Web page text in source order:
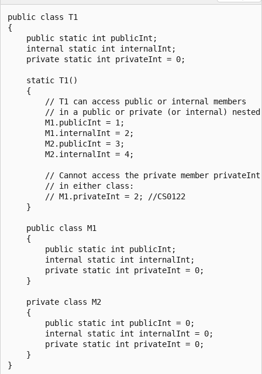
public class T1
{
    public static int publicInt;
    internal static int internalInt;
    private static int privateInt = 0;
    static T1()
    {
        // T1 can access public or internal members
// in a public or private (or internal)
        M1.publicInt = 1;
        M1.internalInt = 2;
        M2.publicInt = 3;
        M2.internalInt = 4;
        // Cannot access the private member privateInt
        // in either class:
        // M1.privateInt = 2; //CS0122
    }
    public class M1
    {
        public static int publicInt;
        internal static int internalInt;
        private static int privateInt = 0;
    }
    private class M2
    {
        public static int publicInt = 0;
        internal static int internalInt = 0;
        private static int privateInt = 0;
    }
}